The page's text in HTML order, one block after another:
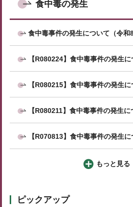
食中毒の発生
食中毒事件の発生について（令和
【R080224】食中毒事件の発生に
【R080215】食中毒事件の発生に
【R080211】食中毒事件の発生に
【R070813】食中毒事件の発生に
もっと見る
ピックアップ